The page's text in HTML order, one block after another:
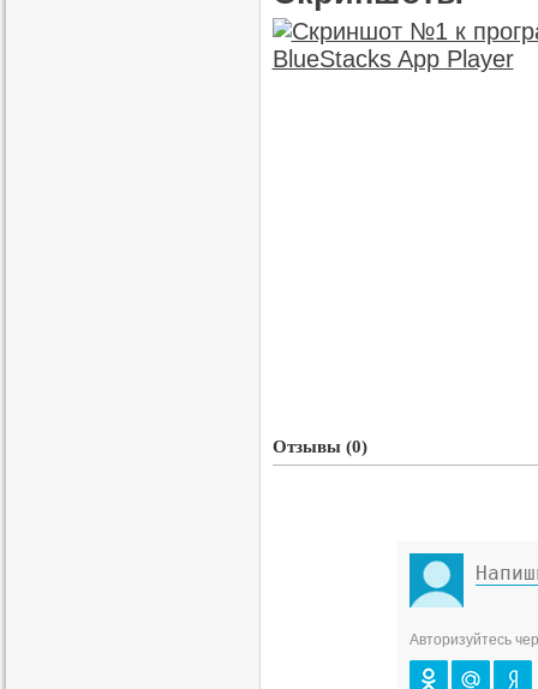
Отзывы (0)
Авторизуйтесь